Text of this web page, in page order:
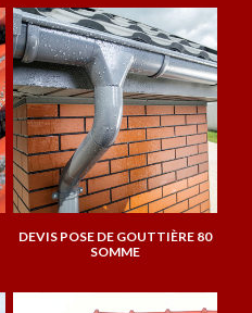
DEVIS POSE DE GOUTTIÈRE 80
SOMME